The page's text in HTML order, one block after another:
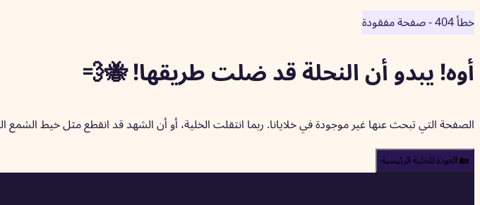
خطأ 404 - صفحة مفقودة
أوه! يبدو أن النحلة قد ضلت طريقها! 🐝💨
الصفحة التي تبحث عنها غير موجودة في خلايانا. ربما انتقلت الخلية، أو أن الشهد قد انقطع مثل خيط
🏡 العودة للخلية الرئيسية